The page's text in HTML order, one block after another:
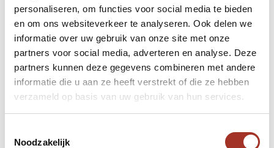
personaliseren, om functies voor social media te bieden
en om ons websiteverkeer te analyseren. Ook delen we
informatie over uw gebruik van onze site met onze
partners voor social media, adverteren en analyse. Deze
partners kunnen deze gegevens combineren met andere
informatie die u aan ze heeft verstrekt of die ze hebben
verzameld op basis van uw gebruik van hun services.
Noodzakelijk
Hulp nodig bij uw zoektocht
naar een volgende reis?
Neem contact met ons op.
Neem contact op